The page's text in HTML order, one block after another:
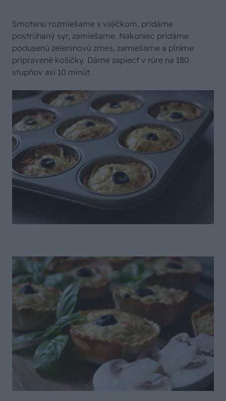
Smotanu rozmiešame s vajíčkom, pridáme
postrúhaný syr, zamiešame. Nakoniec pridáme
podusenú zeleninovú zmes, zamiešame a plníme
pripravené košíčky. Dáme zapiecť v rúre na 180
stupňov asi 10 minút.